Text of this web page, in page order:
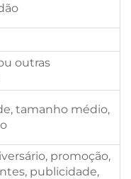
outras
tamanho médio,
promoção,
publicidade,